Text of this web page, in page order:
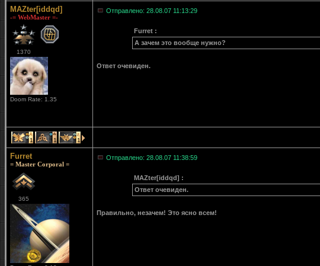
MAZter[iddqd]
-= WebMaster =-
1370
Doom Rate: 1.35
Отправлено: 28.08.07 11:13:29
Furret :
А зачем это вообще нужно?
Ответ очевиден.
1 1 1
Furret
= Master Corporal =
365
Отправлено: 28.08.07 11:38:59
MAZter[iddqd] :
Ответ очевиден.
Правильно, незачем! Это ясно всем!